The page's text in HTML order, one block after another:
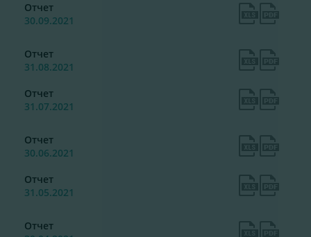
Отчет
30.09.2021
Отчет
31.08.2021
Отчет
31.07.2021
Отчет
30.06.2021
Отчет
31.05.2021
Отчет